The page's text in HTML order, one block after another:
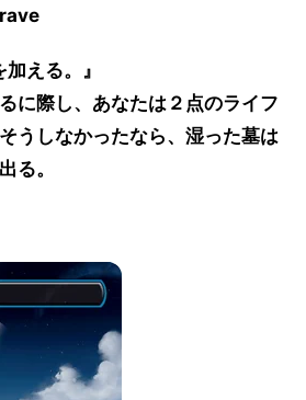
える。』
に際し、あなたは２点のライフ
うしなかったなら、湿った墓は
る。